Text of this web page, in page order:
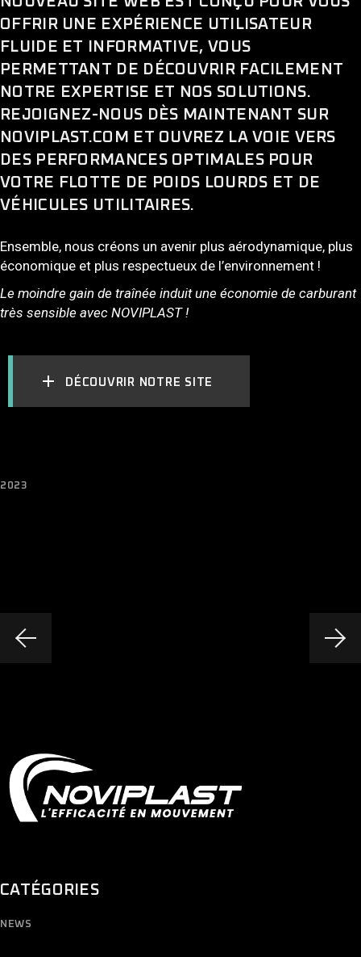
OFFRIR UNE EXPÉRIENCE UTILISATEUR
FLUIDE ET INFORMATIVE, VOUS
PERMETTANT DE DÉCOUVRIR FACILEMENT
NOTRE EXPERTISE ET NOS SOLUTIONS.
REJOIGNEZ-NOUS DÈS MAINTENANT SUR
NOVIPLAST.COM ET OUVREZ LA VOIE VERS
DES PERFORMANCES OPTIMALES POUR
VOTRE FLOTTE DE POIDS LOURDS ET DE
VÉHICULES UTILITAIRES.
Ensemble, nous créons un avenir plus aérodynamique, plus
économique et plus respectueux de l’environnement !
Le moindre gain de traînée induit une économie de carburant
très sensible avec NOVIPLAST !
DÉCOUVRIR NOTRE SITE
2023
CATÉGORIES
NEWS